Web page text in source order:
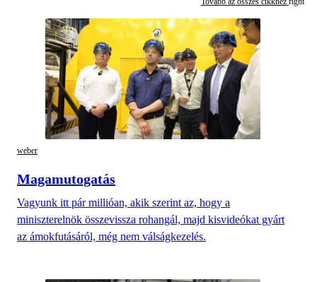
weber
Magamutogatás
Vagyunk itt pár millióan, akik szerint az, hogy a
miniszterelnök összevissza rohangál, majd kisvideókat gyárt
az ámokfutásáról, még nem válságkezelés.